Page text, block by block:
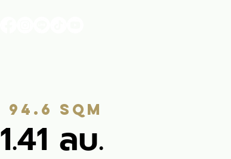
94.6 sqm
1.41 ลบ.